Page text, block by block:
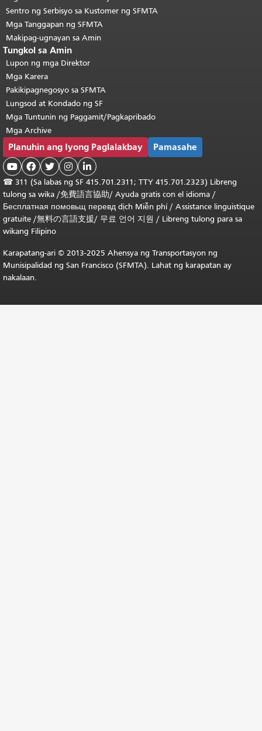
Sentro ng Serbisyo sa Kustomer ng SFMTA
Mga Tanggapan ng SFMTA
Makipag-ugnayan sa Amin
Tungkol sa Amin
Lupon ng mga Direktor
Mga Karera
Pakikipagnegosyo sa SFMTA
Lungsod at Kondado ng SF
Mga Tuntunin ng Paggamit/Pagkapribado
Mga Archive
Planuhin ang Iyong Paglalakbay Pamasahe
    
☎ 311 (Sa labas ng SF 415.701.2311; TTY 415.701.2323) Libreng
tulong sa wika /免費語言協助/ Ayuda gratis con el idioma /
Бесплатная помовьщ перевд dịch Miễn phí/ Assistance linguistique
gratuite /無料の言語支援/ 무료 언어 지원 / Libreng tulong para sa
wikang Filipino
Karapatang-ari © 2013-2025 Ahensya ng Transportasyon ng
Munisipalidad ng San Francisco (SFMTA). Lahat ng karapatan ay
nakalaan.